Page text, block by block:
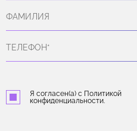
Я согласен(а) с Политикой
конфиденциальности.